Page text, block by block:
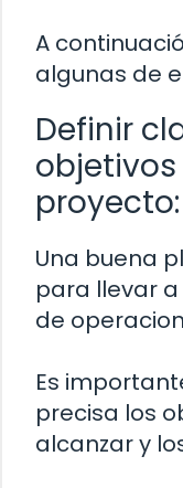
A
algunas de
Definir
proyecto:
Una buena
para llevar
de
Es
precisa los
alcanzar y